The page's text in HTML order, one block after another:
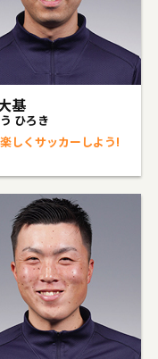
基
ひろき
しくサッカーしよう!